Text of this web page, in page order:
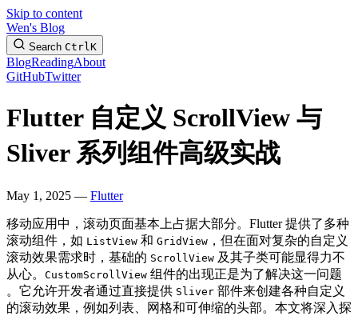
Skip to content
Wen's Blog
Search CtrlK
BlogReadingAbout
GitHubTwitter
Flutter 自定义 ScrollView 与
Sliver 系列组件高级实战
May 1, 2025 — Flutter
移动应用中，滚动页面基本上占据大部分。Flutter 提供了多种
滚动组件，如 ListView 和 GridView ，但在面对复杂的自定义
滚动效果需求时，基础的 ScrollView 及其子类可能显得力不
从心。 CustomScrollView 组件的出现正是为了解决这一问题
。它允许开发者通过直接提供 Sliver 部件来创建各种自定义
的滚动效果，例如列表、网格和可伸缩的头部。本文将深入探